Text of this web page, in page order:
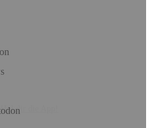
Hol dir die App!